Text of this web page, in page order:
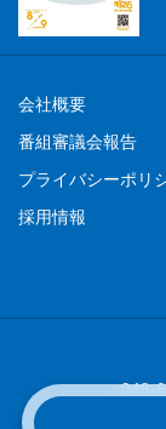
会社概要
番組審議会報告
プライバシーポリ
採用情報
048-